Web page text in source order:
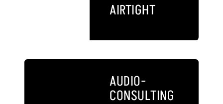
AIRTIGHT
AUDIO-
CONSULTING